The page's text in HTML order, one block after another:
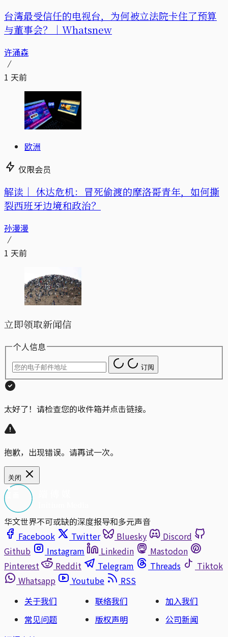
台湾最受信任的电视台，为何被立法院卡住了预算
与董事会？｜Whatsnew
许涌森
1 天前
欧洲
仅限会员
解读｜ 休达危机：冒死偷渡的摩洛哥青年，如何撕
裂西班牙边境和政治？
孙漫漫
1 天前
立即领取新闻信
个人信息
订阅
太好了！请检查您的收件箱并点击链接。
抱歉，出现错误。请再试一次。
关闭
华文世界不可或缺的深度报导和多元声音
Facebook
Twitter Bluesky
Discord
Github
Instagram Linkedin
Mastodon
Pinterest
Reddit Telegram Threads
Tiktok
Whatsapp
Youtube
RSS
关于我们
联络我们
加入我们
常见问题
版权声明
公司新闻